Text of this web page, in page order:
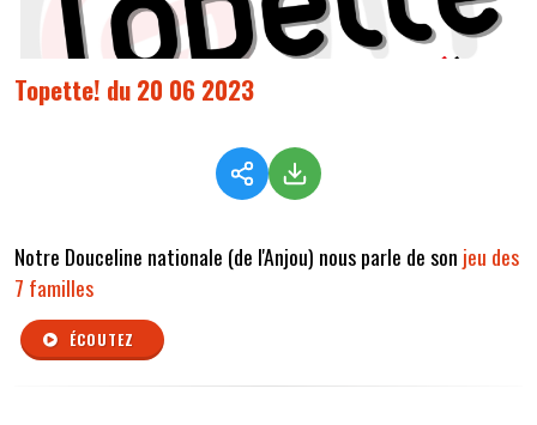
Topette! du 20 06 2023
Notre Douceline nationale (de l'Anjou) nous parle de son jeu des
7 familles
ÉCOUTEZ